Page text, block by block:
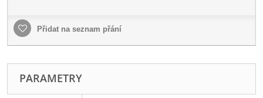
Přidat na seznam přání
PARAMETRY